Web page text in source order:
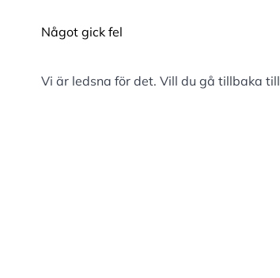
Något gick fel
Vi är ledsna för det. Vill du gå tillbaka till